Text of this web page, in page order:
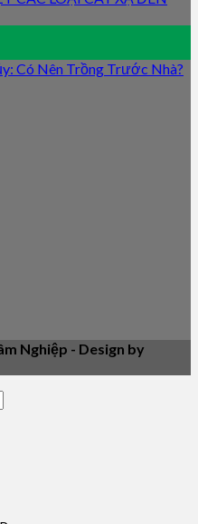
Có Nên Trồng Trước Nhà?
Nghiệp - Design by